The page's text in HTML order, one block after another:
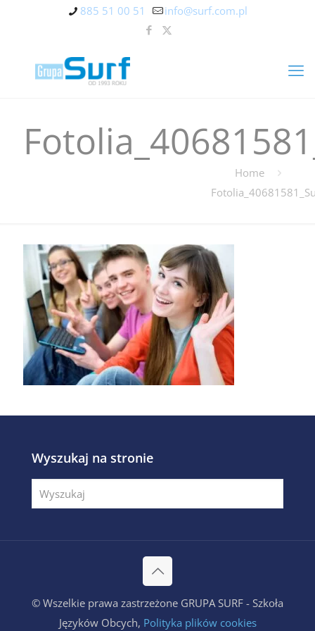
885 51 00 51 info@surf.com.pl
Home
Wyszukaj na stronie
© Wszelkie prawa zastrzeżone GRUPA SURF - Szkoła
Języków Obcych, Polityka plików cookies